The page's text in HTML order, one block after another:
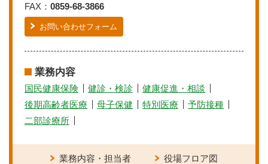
FAX： 0859-68-3866
お問い合わせフォーム
業務内容
国民健康保険 健診・検診
健康促進・相談
後期高齢者医療
母子保健 特別医療
予防接種
二部診療所
業務内容・担当者
役場フロア図